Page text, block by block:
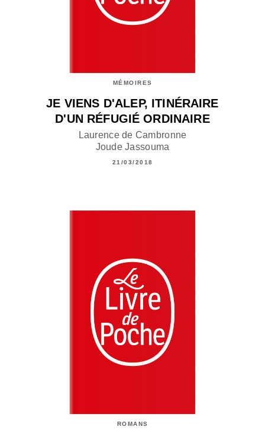
MÉMOIRES
JE VIENS D'ALEP, ITINÉRAIRE
D'UN RÉFUGIÉ ORDINAIRE
Laurence de Cambronne
Joude Jassouma
21/03/2018
ROMANS